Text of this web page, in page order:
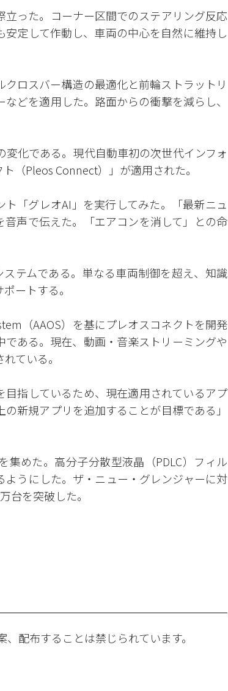
った。コーナー区間でのステアリング反応
定して作動し、車両の中心を自然に維持し
ロスバー構造の最適化と前輪ストラットリ
どを適用した。路面からの衝撃を減らし、
化である。現代自動車初の次世代インフォ
（Pleos Connect）」が適用された。
「グレオAI」を実行してみた。「最新ニュ
声で伝えた。「エアコンを消して」との命
テムである。単なる車両制御を超え、知識
ートする。
（AAOS）を基にプレオスコネクトを開発
ある。現在、動画・音楽ストリーミングや
ている。
指しているため、現在適用されているアプ
新規アプリを追加することが目標である」
集めた。高分子分散型液晶（PDLC）フィル
うにした。ザ・ニュー・グレンジャーに対
台を突破した。
配布することは禁じられています。